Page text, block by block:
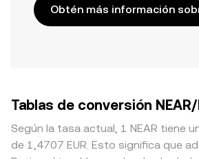
Obtén más información
Tablas de conversión NEAR/
Según la tasa actual, 1 NEAR tiene
de 1,4707 EUR. Esto significa que